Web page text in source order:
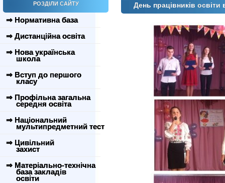
РОЗДІЛИ САЙТУ
⇒ Нормативна база
⇒ Дистанційна освіта
⇒ Нова українська
школа
⇒ Вступ до першого
класу
⇒ Профільна загальна
середня освіта
⇒ Національний
мультипредметний тест
⇒ Цивільний
захист
⇒ Матеріально-технічна
база закладів
освіти
День працівників освіти